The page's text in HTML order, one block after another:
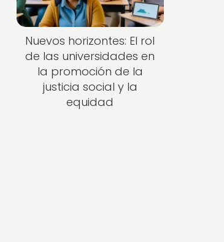
Nuevos horizontes: El rol
de las universidades en
la promoción de la
justicia social y la
equidad